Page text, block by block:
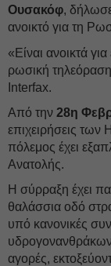
Ουσακόφ,
ανοικτό για τη
«Είναι ανοικτά
ρωσική
Interfax.
Από την 28η
επιχειρήσεις των
πόλεμος έχει
Ανατολής.
Η σύρραξη έχει
θαλάσσια οδό
υπό κανονικές
υδρογονανθράκων
αγορές,